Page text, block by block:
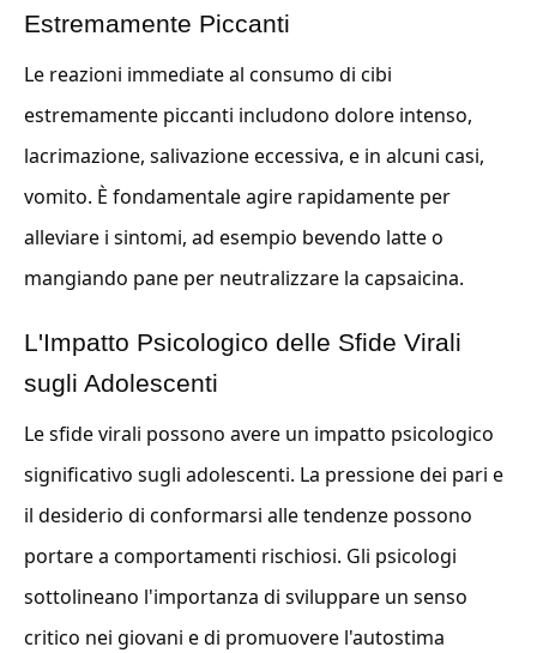
Estremamente Piccanti
Le reazioni immediate al consumo di cibi
estremamente piccanti includono dolore intenso,
lacrimazione, salivazione eccessiva, e in alcuni casi,
vomito. È fondamentale agire rapidamente per
alleviare i sintomi, ad esempio bevendo latte o
mangiando pane per neutralizzare la capsaicina.
L'Impatto Psicologico delle Sfide Virali
sugli Adolescenti
Le sfide virali possono avere un impatto psicologico
significativo sugli adolescenti. La pressione dei pari e
il desiderio di conformarsi alle tendenze possono
portare a comportamenti rischiosi. Gli psicologi
sottolineano l'importanza di sviluppare un senso
critico nei giovani e di promuovere l'autostima